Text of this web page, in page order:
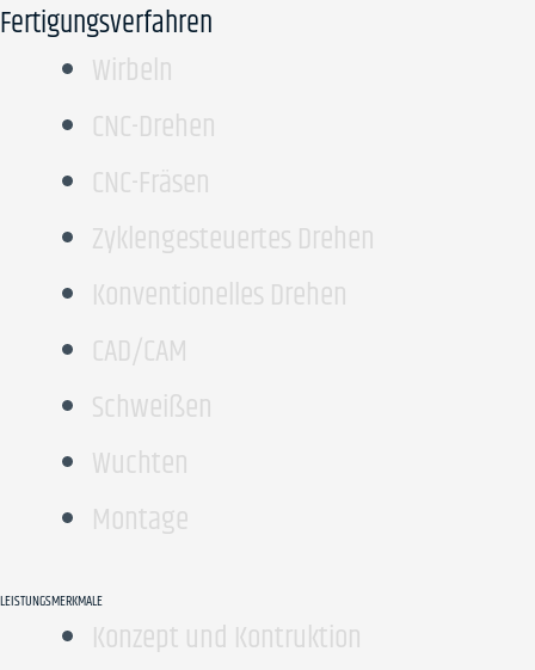
Fertigungsverfahren
Wirbeln
CNC-Drehen
CNC-Fräsen
Zyklengesteuertes Drehen
Konventionelles Drehen
CAD/CAM
Schweißen
Wuchten
Montage
LEISTUNGSMERKMALE
Konzept und Kontruktion